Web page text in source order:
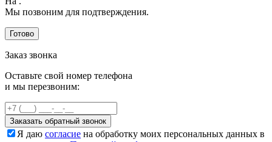
Мы позвоним для подтверждения.
Готово
Заказ звонка
Оставьте свой номер телефона
и мы перезвоним:
Заказать обратный звонок
Я даю согласие на обработку моих персональных данных в